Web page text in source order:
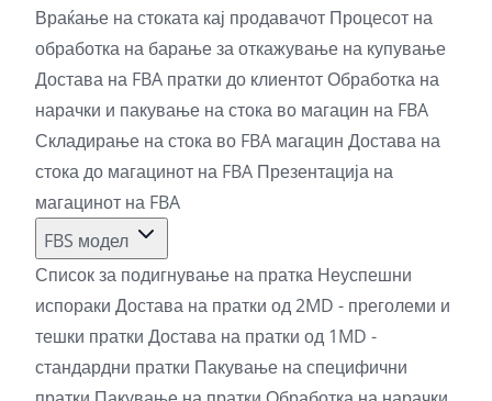
Враќање на стоката кај продавачот Процесот на
обработка на барање за откажување на купување
Достава на FBA пратки до клиентотОбработка на
нарачки и пакување на стока во магацин на FBA
Складирање на стока во FBA магацин Достава на
стока до магацинот на FBA Презентација на
магацинот на FBA
FBS модел
Список за подигнување на пратка Неуспешни
испораки Достава на пратки од 2MD - преголеми и
тешки пратки Достава на пратки од 1MD -
стандардни пратки Пакување на специфични